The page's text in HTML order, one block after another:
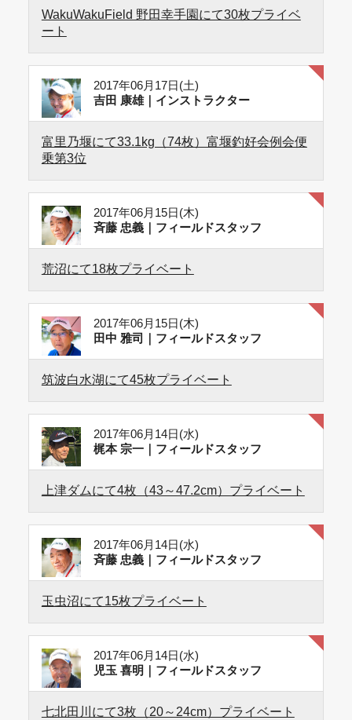
WakuWakuField 野田幸手園にて30枚プライベ
ート
2017年06月17日(土)
吉田 康雄｜インストラクター
富里乃堰にて33.1kg（74枚）富堰釣好会例会便
乗第3位
2017年06月15日(木)
斉藤 忠義｜フィールドスタッフ
荒沼にて18枚プライベート
2017年06月15日(木)
田中 雅司｜フィールドスタッフ
筑波白水湖にて45枚プライベート
2017年06月14日(水)
梶本 宗一｜フィールドスタッフ
上津ダムにて4枚（43～47.2cm）プライベート
2017年06月14日(水)
斉藤 忠義｜フィールドスタッフ
玉虫沼にて15枚プライベート
2017年06月14日(水)
児玉 喜明｜フィールドスタッフ
七北田川にて3枚（20～24cm）プライベート